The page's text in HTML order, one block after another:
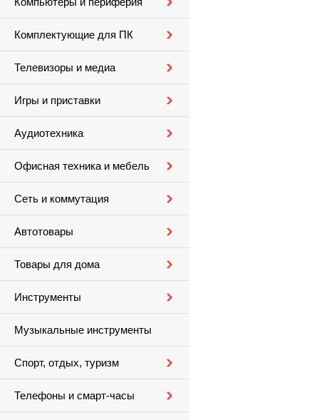
Комплектующие для ПК
Телевизоры и медиа
Игры и приставки
Аудиотехника
Офисная техника и мебель
Сеть и коммутация
Автотовары
Товары для дома
Инструменты
Музыкальные инструменты
Спорт, отдых, туризм
Телефоны и смарт-часы